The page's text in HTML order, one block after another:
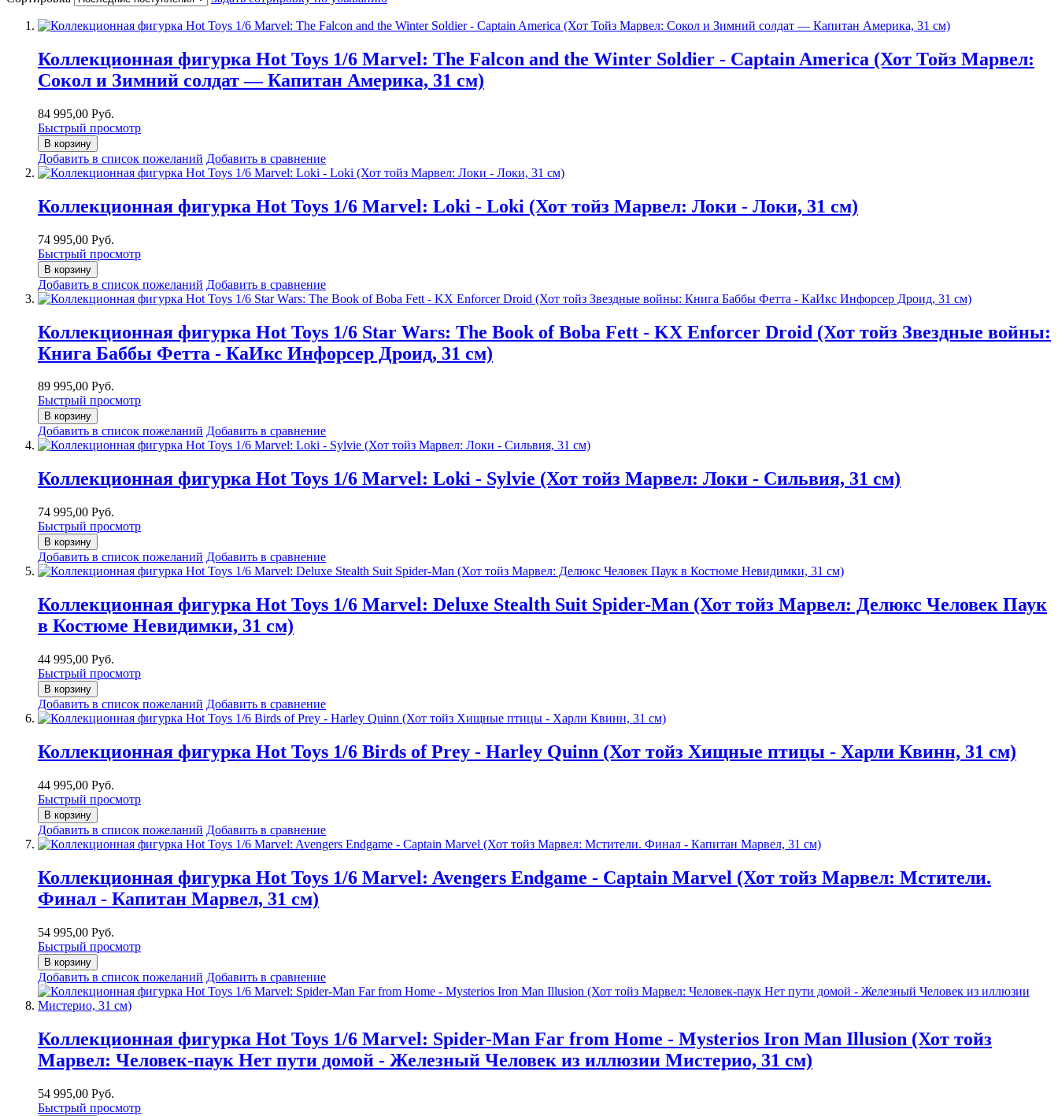
Коллекционная фигурка Hot Toys 1/6 Marvel: The Falcon and the Winter Soldier - Captain America (Хот Тойз Марвел:
Сокол и Зимний солдат — Капитан Америка, 31 см)
84 995,00 Руб.
Быстрый просмотр
В корзину
Добавить в список пожеланий Добавить в сравнение
Коллекционная фигурка Hot Toys 1/6 Marvel: Loki - Loki (Хот тойз Марвел: Локи - Локи, 31 см)
74 995,00 Руб.
Быстрый просмотр
В корзину
Добавить в список пожеланий Добавить в сравнение
Коллекционная фигурка Hot Toys 1/6 Star Wars: The Book of Boba Fett - KX Enforcer Droid (Хот тойз Звездные войны:
Книга Баббы Фетта - КаИкс Инфорсер Дроид, 31 см)
89 995,00 Руб.
Быстрый просмотр
В корзину
Добавить в список пожеланий Добавить в сравнение
Коллекционная фигурка Hot Toys 1/6 Marvel: Loki - Sylvie (Хот тойз Марвел: Локи - Сильвия, 31 см)
74 995,00 Руб.
Быстрый просмотр
В корзину
Добавить в список пожеланий Добавить в сравнение
Коллекционная фигурка Hot Toys 1/6 Marvel: Deluxe Stealth Suit Spider-Man (Хот тойз Марвел: Делюкс Человек Паук
в Костюме Невидимки, 31 см)
44 995,00 Руб.
Быстрый просмотр
В корзину
Добавить в список пожеланий Добавить в сравнение
Коллекционная фигурка Hot Toys 1/6 Birds of Prey - Harley Quinn (Хот тойз Хищные птицы - Харли Квинн, 31 см)
44 995,00 Руб.
Быстрый просмотр
В корзину
Добавить в список пожеланий Добавить в сравнение
Коллекционная фигурка Hot Toys 1/6 Marvel: Avengers Endgame - Captain Marvel (Хот тойз Марвел: Мстители.
Финал - Капитан Марвел, 31 см)
54 995,00 Руб.
Быстрый просмотр
В корзину
Добавить в список пожеланий Добавить в сравнение
Коллекционная фигурка Hot Toys 1/6 Marvel: Spider-Man Far from Home - Mysterios Iron Man Illusion (Хот тойз
Марвел: Человек-паук Нет пути домой - Железный Человек из иллюзии Мистерио, 31 см)
54 995,00 Руб.
Быстрый просмотр